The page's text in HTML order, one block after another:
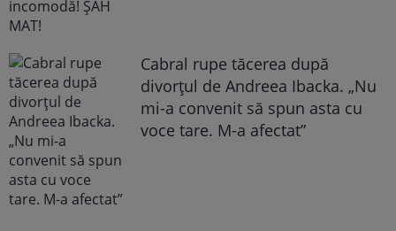
Cabral rupe tăcerea după
divorțul de Andreea Ibacka. „Nu
mi-a convenit să spun asta cu
voce tare. M-a afectat”